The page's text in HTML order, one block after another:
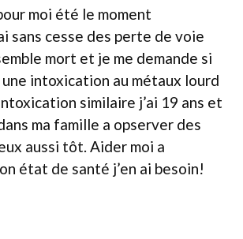
moi été le moment
sans cesse des perte de voie
mort et je me demande si
intoxication au métaux lourd
similaire j’ai 19 ans et
ma famille a opserver des
aussi tôt. Aider moi a
état de santé j’en ai besoin!